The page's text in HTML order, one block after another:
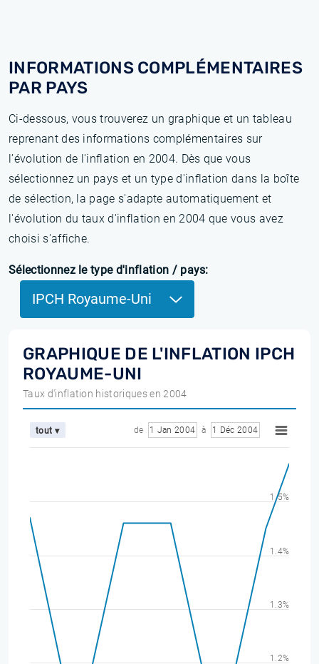
INFORMATIONS COMPLÉMENTAIRES
PAR PAYS
Ci-dessous, vous trouverez un graphique et un tableau
reprenant des informations complémentaires sur
l’évolution de l'inflation en 2004. Dès que vous
sélectionnez un pays et un type d'inflation dans la boîte
de sélection, la page s'adapte automatiquement et
l'évolution du taux d'inflation en 2004 que vous avez
choisi s'affiche.
Sélectionnez le type d'inflation / pays:
IPCH Royaume-Uni
GRAPHIQUE DE L'INFLATION IPCH
ROYAUME-UNI
Taux d'inflation historiques en 2004
tout ▾ de 1 Jan 2004 à 1 Déc 2004
1.2%
1.3%
1.4%
1.5%